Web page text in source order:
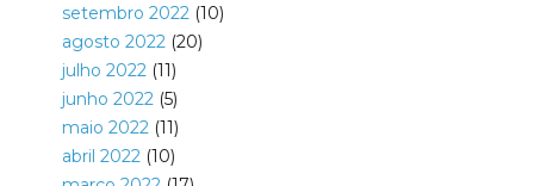
setembro 2022(10)
agosto 2022(20)
julho 2022(11)
junho 2022(5)
maio 2022(11)
abril 2022(10)